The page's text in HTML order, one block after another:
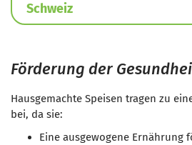
Schweiz
Förderung der
Hausgemachte Speisen tragen zu
bei, da sie:
Eine ausgewogene Ernährung